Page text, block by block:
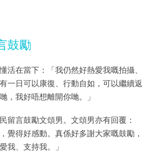
鼓勵
活在當下：「我仍然好熱愛我嘅拍攝、
一日可以康復、行動自如，可以繼續返
，我好唔想離開你哋。」
留言鼓勵文頌男。文頌男亦有回覆：
覺得好感動。真係好多謝大家嘅鼓勵，
我、支持我。」